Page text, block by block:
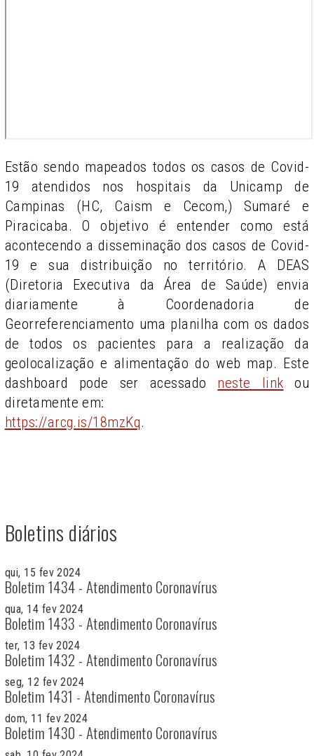
Estão sendo mapeados todos os casos de Covid-
19 atendidos nos hospitais da Unicamp de
Campinas (HC, Caism e Cecom,) Sumaré e
Piracicaba. O objetivo é entender como está
acontecendo a disseminação dos casos de Covid-
19 e sua distribuição no território. A DEAS
(Diretoria Executiva da Área de Saúde) envia
diariamente à Coordenadoria de
Georreferenciamento uma planilha com os dados
de todos os pacientes para a realização da
geolocalização e alimentação do web map. Este
dashboard pode ser acessado neste link ou
diretamente em:
https://arcg.is/18mzKq.
Boletins diários
qui, 15 fev 2024
Boletim 1434 - Atendimento Coronavírus
qua, 14 fev 2024
Boletim 1433 - Atendimento Coronavírus
ter, 13 fev 2024
Boletim 1432 - Atendimento Coronavírus
seg, 12 fev 2024
Boletim 1431 - Atendimento Coronavírus
dom, 11 fev 2024
Boletim 1430 - Atendimento Coronavírus